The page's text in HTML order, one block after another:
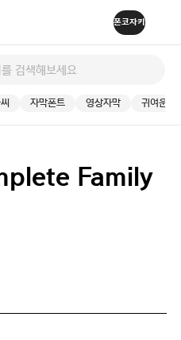
자막폰트 영상자막 귀여운
Family